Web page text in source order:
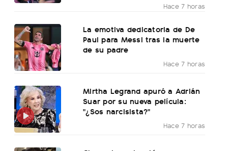
Hace 7 horas
La emotiva dedicatoria de De
Paul para Messi tras la muerte
de su padre
Hace 7 horas
Mirtha Legrand apuró a Adrián
Suar por su nueva película:
"¿Sos narcisista?"
Hace 7 horas